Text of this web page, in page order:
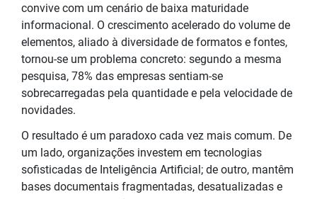
convive com um cenário de baixa maturidade
informacional. O crescimento acelerado do volume de
elementos, aliado à diversidade de formatos e fontes,
tornou-se um problema concreto: segundo a mesma
pesquisa, 78% das empresas sentiam-se
sobrecarregadas pela quantidade e pela velocidade de
novidades.
O resultado é um paradoxo cada vez mais comum. De
um lado, organizações investem em tecnologias
sofisticadas de Inteligência Artificial; de outro, mantêm
bases documentais fragmentadas, desatualizadas e